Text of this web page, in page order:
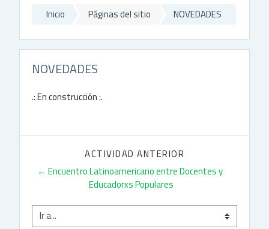
Inicio Páginas del sitio NOVEDADES
NOVEDADES
.: En construcción :.
ACTIVIDAD ANTERIOR
← Encuentro Latinoamericano entre Docentes y
Educadorxs Populares
Ir a...